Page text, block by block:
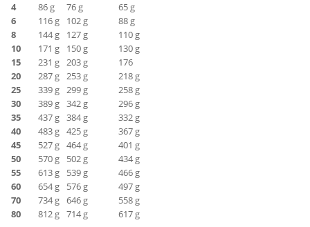
4
86 g 76 g
65 g
6
116 g 102 g
88 g
8
144 g 127 g
110 g
10
171 g 150 g
130 g
15
231 g 203 g
176
20
287 g 253 g
218 g
25
339 g 299 g
258 g
30
389 g 342 g
296 g
35
437 g 384 g
332 g
40
483 g 425 g
367 g
45
527 g 464 g
401 g
50
570 g 502 g
434 g
55
613 g 539 g
466 g
60
654 g 576 g
497 g
70
734 g 646 g
558 g
80
812 g 714 g 617 g